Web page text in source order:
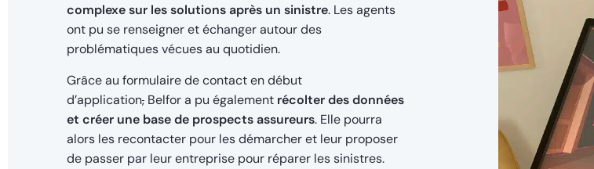
complexe sur les solutions après un sinistre. Les agents
ont pu se renseigner et échanger autour des
problématiques vécues au quotidien.
Grâce au formulaire de contact en début
d’application, Belfor a pu également récolter des données
et créer une base de prospects assureurs. Elle pourra
alors les recontacter pour les démarcher et leur proposer
de passer par leur entreprise pour réparer les sinistres.